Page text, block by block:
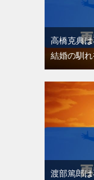
高橋克典
結婚の馴れ
渡部篤郎